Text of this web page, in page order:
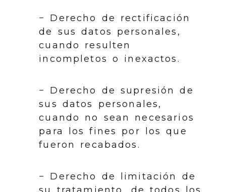
− Derecho de rectificación
de sus datos personales,
cuando resulten
incompletos o inexactos.
− Derecho de supresión de
sus datos personales,
cuando no sean necesarios
para los fines por los que
fueron recabados.
− Derecho de limitación de
su tratamiento, de todos los